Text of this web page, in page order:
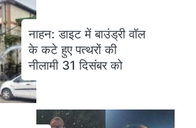
नाहन: डाइट में बाउंड्री वॉल
के कटे हुए पत्थरों की
नीलामी 31 दिसंबर को